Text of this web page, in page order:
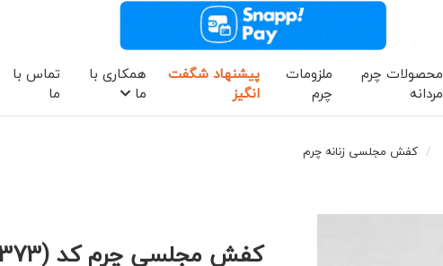
محصولات چرم
مردانه
ملزومات
چرم
پیشنهاد شگفت
انگیز
همکاری با
ما
تماس با
ما
کفش مجلسی زنانه چرم
کفش مجلسی چرم کد (8373)